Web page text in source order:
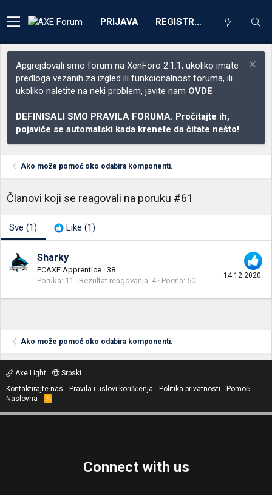
PRIJAVA REGISTRACIJA
Apgrejdovali smo forum na XenForo 2.1.1, ukoliko imate
predloga vezanih za izgled ili funkcionalnost foruma, ili
ukoliko naletite na neki problem, javite nam OVDE
DEFINISALI SMO PRAVILA FORUMA. Pročitajte ih,
pojaviće se automatski kada krenete da čitate nešto!
Ako može pomoć oko odabira komponenti.
Članovi koji se reagovali na poruku #61
Sve (1) Like (1)
14.12.2020.
Sharky
PCAXE Apprentice · 38
Poruka 11 Rezultat reagovanja 4 Poena 50
Ako može pomoć oko odabira komponenti.
Axe Light
Srpski
Kontaktirajte nas
Pravila i uslovi korišćenja Politika privatnosti
Pomoć
Naslovna
R
S
Connect with us